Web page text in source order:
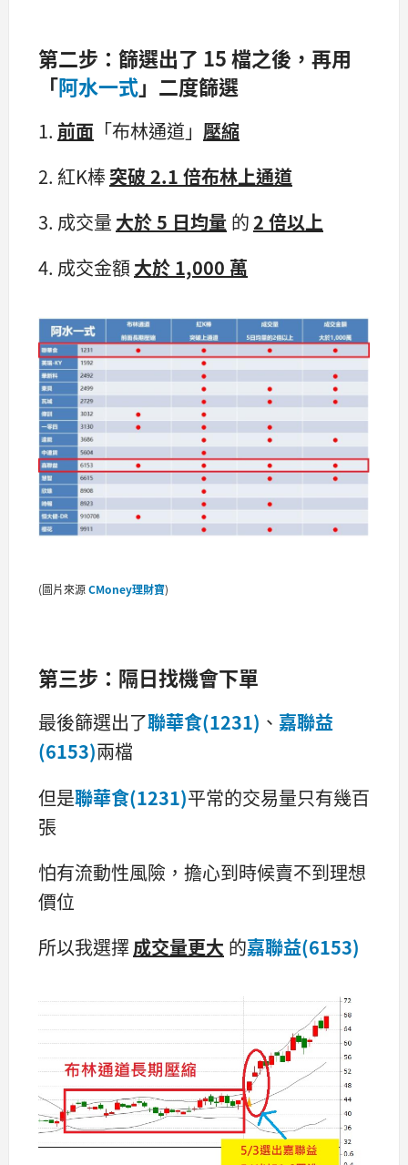
第二步：篩選出了 15 檔之後，再用
「阿水一式」二度篩選
1. 前面 「布林通道」 壓縮
2. 紅K棒突破 2.1 倍布林上通道
3. 成交量 大於 5 日均量 的2 倍以上
4. 成交金額 大於 1,000 萬
(圖片來源CMoney理財寶)
第三步：隔日找機會下單
最後篩選出了聯華食(1231) 、 嘉聯益
(6153)兩檔
但是聯華食(1231)平常的交易量只有幾百
張
怕有流動性風險，擔心到時候賣不到理想
價位
所以我選擇 成交量更大 的嘉聯益(6153)